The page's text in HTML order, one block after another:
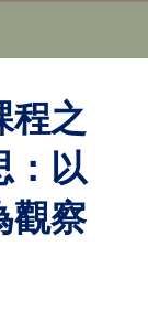
程之
：以
觀察